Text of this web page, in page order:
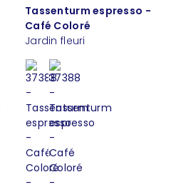
Tassenturm espresso -
Café Coloré
Jardin fleuri